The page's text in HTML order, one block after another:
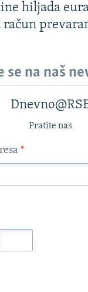
hiljada
se na naš
Pratite nas
*